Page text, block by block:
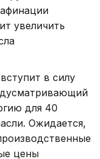
увеличить
в силу
для 40
Ожидается,
цены